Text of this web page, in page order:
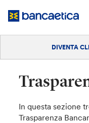
Diventa cliente
DIVENTA
In questa sezione
Trasparenza